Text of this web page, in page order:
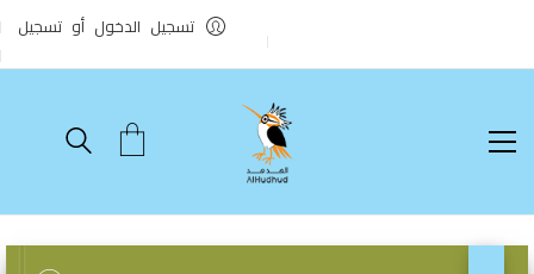
تسجيل الدخول أو تسجيل